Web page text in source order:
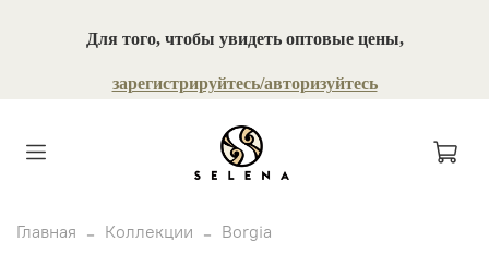
Для того, чтобы увидеть оптовые цены,
зарегистрируйтесь/авторизуйтесь
Главная Коллекции Borgia